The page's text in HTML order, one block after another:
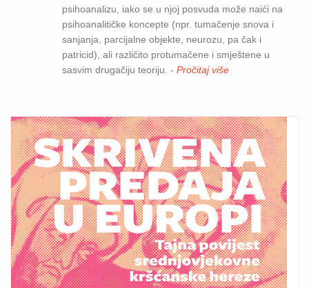
psihoanalizu, iako se u njoj posvuda može naići na
psihoanalitičke koncepte (npr. tumačenje snova i
sanjanja, parcijalne objekte, neurozu, pa čak i
patricid), ali različito protumačene i smještene u
sasvim drugačiju teoriju. - Pročitaj više